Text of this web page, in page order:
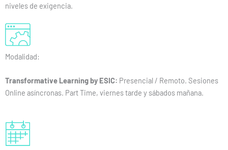
niveles de exigencia.
Modalidad:
Transformative Learning by ESIC: Presencial / Remoto. Sesiones
Online asíncronas. Part Time, viernes tarde y sábados mañana.